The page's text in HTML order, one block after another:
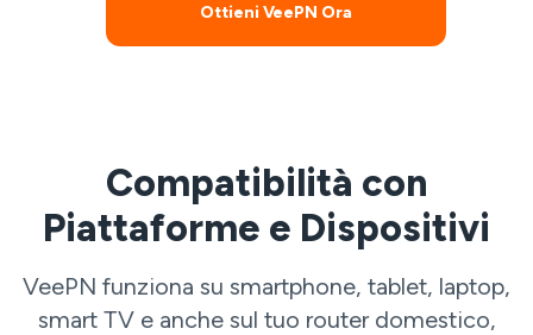
Ottieni VeePN Ora
Compatibilità con
Piattaforme e Dispositivi
VeePN funziona su smartphone, tablet, laptop,
smart TV e anche sul tuo router domestico,